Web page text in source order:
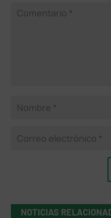
NOTICIAS